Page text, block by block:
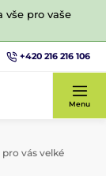
vše pro vaše
+420 216 216 106
Menu
vás velké